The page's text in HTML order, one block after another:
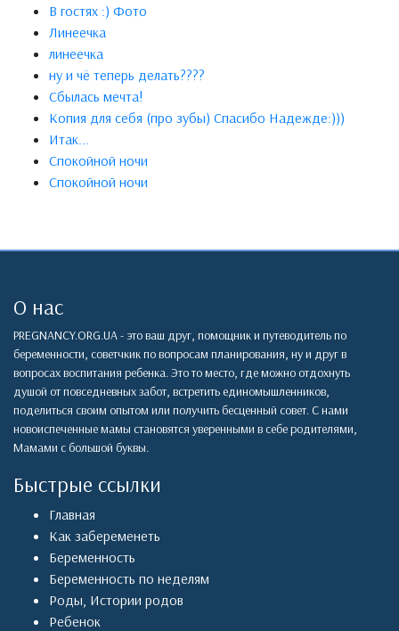
В гостях :) Фото
Линеечка
линеечка
ну и чё теперь делать????
Сбылась мечта!
Копия для себя (про зубы) Спасибо Надежде:)))
Итак...
Спокойной ночи
Спокойной ночи
О нас
PREGNANCY.ORG.UA - это ваш друг, помощник и путеводитель по
беременности, советчкик по вопросам планирования, ну и друг в
вопросах воспитания ребенка. Это то место, где можно отдохнуть
душой от повседневных забот, встретить единомышленников,
поделиться своим опытом или получить бесценный совет. С нами
новоиспеченные мамы становятся уверенными в себе родителями,
Мамами с большой буквы.
Быстрые ссылки
Главная
Как забеременеть
Беременность
Беременность по неделям
Роды, Истории родов
Ребенок